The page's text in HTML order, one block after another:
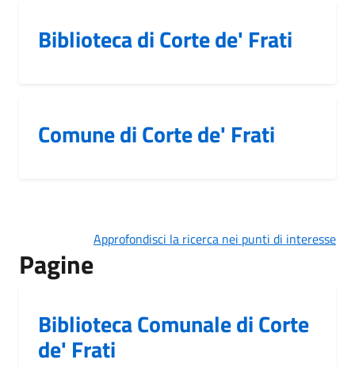
Biblioteca di Corte de' Frati
Comune di Corte de' Frati
Approfondisci la ricerca nei punti di interesse
Pagine
Biblioteca Comunale di Corte
de' Frati